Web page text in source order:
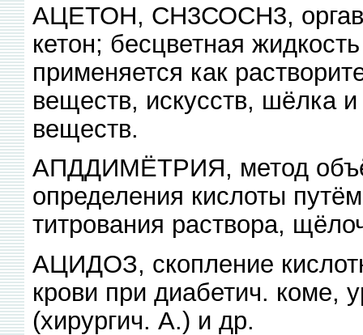
АЦЕТОН, СН3СОСН3,
кетон; бесцветная
применяется как
веществ, искусств, шёлка
веществ.
АПДДИМЁТРИЯ, метод
определения кислоты
титрования раствора,
АЦИДОЗ, скопление
крови при диабетич. коме,
(хирургич. А.) и др.